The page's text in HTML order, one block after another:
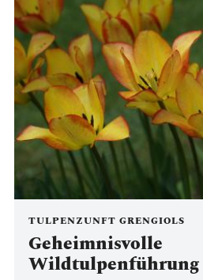
TULPENZUNFT GRENGIOLS
Geheimnisvolle
Wildtulpenführung